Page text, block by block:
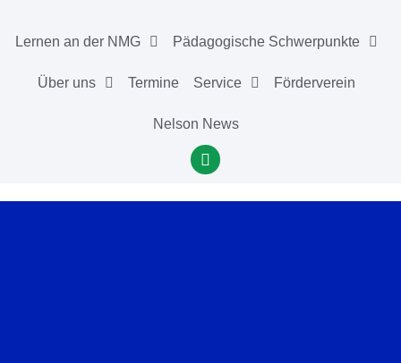
Lernen an der NMG Pädagogische Schwerpunkte
Über uns Termine Service Förderverein
Nelson News